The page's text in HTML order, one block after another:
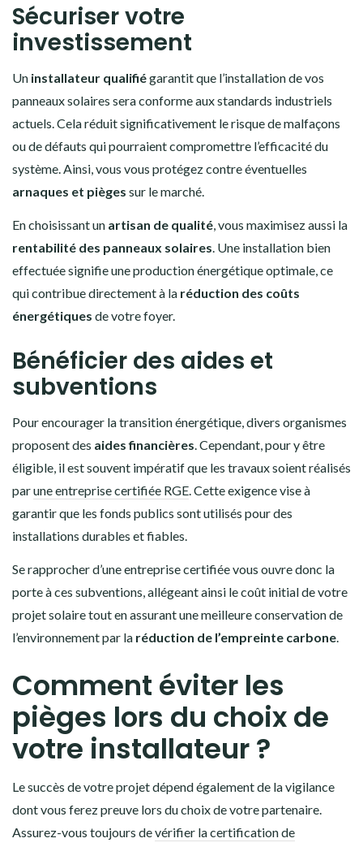
Sécuriser votre
investissement
Un installateur qualifiégarantit que l’installation de vos
panneaux solaires sera conforme aux standards industriels
actuels. Cela réduit significativement le risque de malfaçons
ou de défauts qui pourraient compromettre l’efficacité du
système. Ainsi, vous vous protégez contre éventuelles
arnaques et pièges sur le marché.
En choisissant un artisan de qualité, vous maximisez aussi la
rentabilité des panneaux solaires. Une installation bien
effectuée signifie une production énergétique optimale, ce
qui contribue directement à la réduction des coûts
énergétiques de votre foyer.
Bénéficier des aides et
subventions
Pour encourager la transition énergétique, divers organismes
proposent des aides financières. Cependant, pour y être
éligible, il est souvent impératif que les travaux soient réalisés
parune entreprise certifiée RGE. Cette exigence vise à
garantir que les fonds publics sont utilisés pour des
installations durables et fiables.
Se rapprocher d’une entreprise certifiée vous ouvre donc la
porte à ces subventions, allégeant ainsi le coût initial de votre
projet solaire tout en assurant une meilleure conservation de
l’environnement par la réduction de l’empreinte carbone.
Comment éviter les
pièges lors du choix de
votre installateur ?
Le succès de votre projet dépend également de la vigilance
dont vous ferez preuve lors du choix de votre partenaire.
Assurez-vous toujours devérifier la certification de